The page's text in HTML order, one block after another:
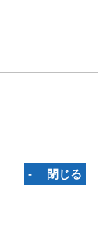
‐ 閉じる